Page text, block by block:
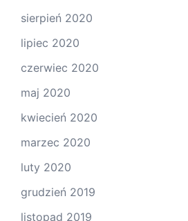
sierpień 2020
lipiec 2020
czerwiec 2020
maj 2020
kwiecień 2020
marzec 2020
luty 2020
grudzień 2019
listopad 2019